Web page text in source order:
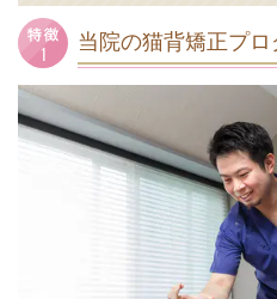
当院の猫背矯正プ